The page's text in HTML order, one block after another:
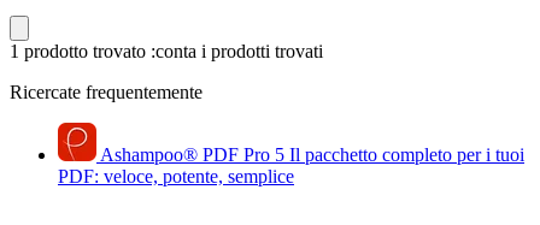
1 prodotto trovato :conta i prodotti trovati
Ricercate frequentemente
Ashampoo® PDF Pro 5 Il pacchetto completo per i tuoi
PDF: veloce, potente, semplice